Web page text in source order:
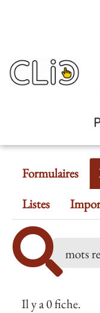
Aller au
Formulaires
Listes
Il y a 0 fiche.